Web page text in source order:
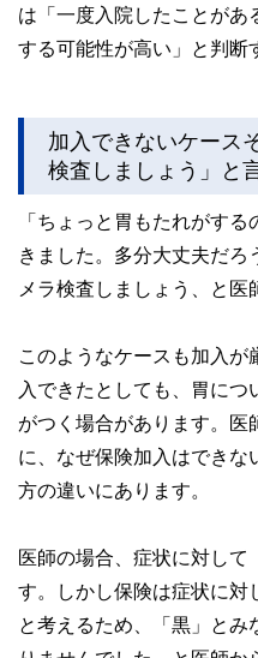
は「一度入院したことがあ
する可能性が高い」と判断
加入できないケース
検査しましょう」と
「ちょっと胃もたれがす
きました。多分大丈夫だろ
メラ検査しましょう、と医
このようなケースも加入が
入できたとしても、胃に
がつく場合があります。医
に、なぜ保険加入はできな
方の違いにあります。
医師の場合、症状に対して
す。しかし保険は症状に対
と考えるため、「黒」とみ